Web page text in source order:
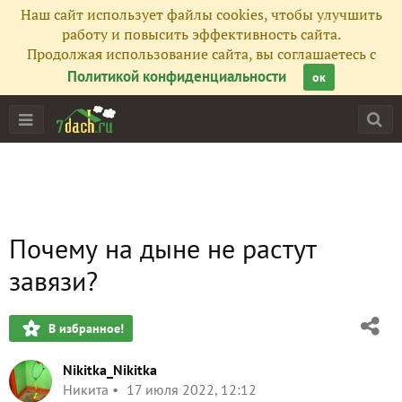
Наш сайт использует файлы cookies, чтобы улучшить
работу и повысить эффективность сайта.
Продолжая использование сайта, вы соглашаетесь с
Политикой конфиденциальности
ок
Почему на дыне не растут
завязи?
В избранное!
Nikitka_Nikitka
Никита
17 июля 2022, 12:12